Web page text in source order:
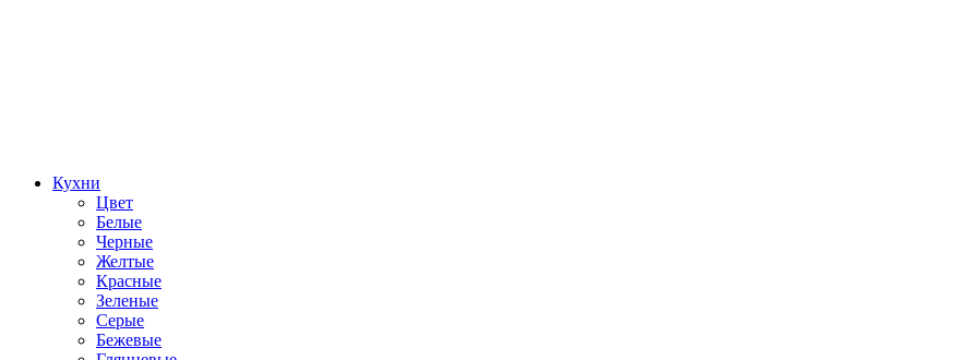
Кухни
Цвет
Белые
Черные
Желтые
Красные
Зеленые
Серые
Бежевые